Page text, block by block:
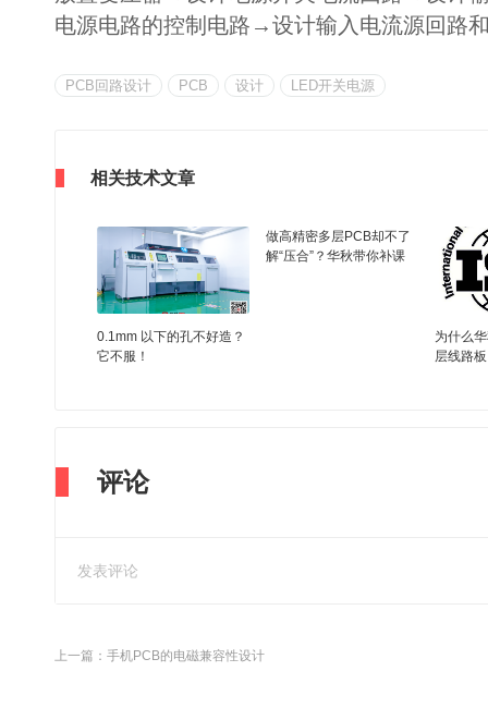
电源电路的控制电路→设计输入电流源回路
PCB回路设计 PCB 设计 LED开关电源
相关技术文章
0.1mm 以下的孔不好造？
它不服！
做高精密多层PCB却不了
解“压合”？华秋带你补课
为什么
层线路
评论
上一篇： 手机PCB的电磁兼容性设计